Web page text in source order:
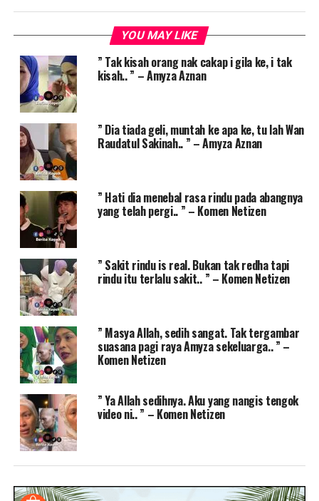
YOU MAY LIKE
” Tak kisah orang nak cakap i gila ke, i tak
kisah.. ” – Amyza Aznan
” Dia tiada geli, muntah ke apa ke, tu lah Wan
Raudatul Sakinah.. ” – Amyza Aznan
” Hati dia menebal rasa rindu pada abangnya
yang telah pergi.. ” – Komen Netizen
” Sakit rindu is real. Bukan tak redha tapi
rindu itu terlalu sakit.. ” – Komen Netizen
” Masya Allah, sedih sangat. Tak tergambar
suasana pagi raya Amyza sekeluarga.. ” –
Komen Netizen
” Ya Allah sedihnya. Aku yang nangis tengok
video ni.. ” – Komen Netizen